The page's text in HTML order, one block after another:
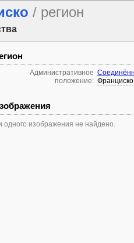
/ регион
Административное
положение: Франциско
одного изображения не найдено.